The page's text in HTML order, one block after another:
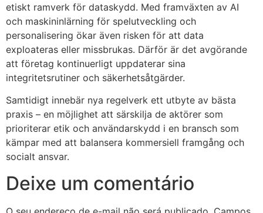
etiskt ramverk för dataskydd. Med framväxten av AI
och maskininlärning för spelutveckling och
personalisering ökar även risken för att data
exploateras eller missbrukas. Därför är det avgörande
att företag kontinuerligt uppdaterar sina
integritetsrutiner och säkerhetsåtgärder.
Samtidigt innebär nya regelverk ett utbyte av bästa
praxis – en möjlighet att särskilja de aktörer som
prioriterar etik och användarskydd i en bransch som
kämpar med att balansera kommersiell framgång och
socialt ansvar.
Deixe um comentário